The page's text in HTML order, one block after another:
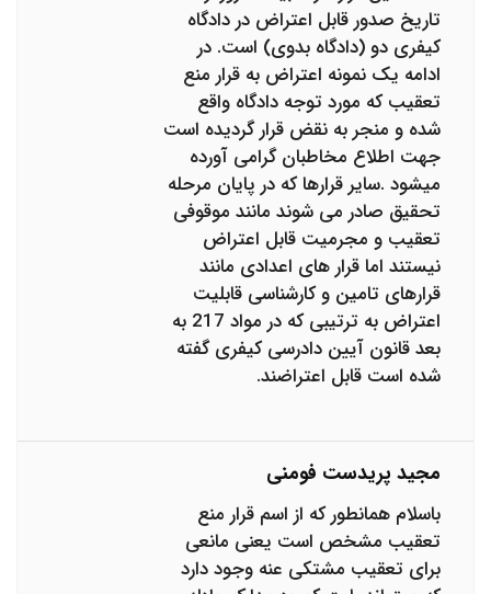
تاریخ صدور قابل اعتراض در دادگاه
کیفری دو (دادگاه بدوی) است. در
ادامه یک نمونه اعتراض به قرار منع
تعقیب که مورد توجه دادگاه واقع
شده و منجر به نقض قرار گردیده است
جهت اطلاع مخاطبان گرامی آورده
میشود .سایر قرارها که در پایان مرحله
تحقیق صادر می شوند مانند موقوفی
تعقیب و مجرمیت قابل اعتراض
نیستند اما قرار های اعدادی مانند
قرارهای تامین و کارشناسی قابلیت
اعتراض به ترتیبی که در مواد 217 به
بعد قانون آیین دادرسی کیفری گفته
شده است قابل اعتراضند.
مجید پریدست فومنی
باسلام همانطور که از اسم قرار منع
تعقیب مشخص است یعنی مانعی
برای تعقیب مشتکی عنه وجود دارد